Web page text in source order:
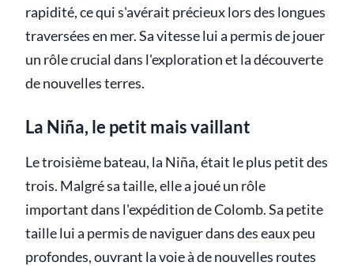
rapidité, ce qui s'avérait précieux lors des longues
traversées en mer. Sa vitesse lui a permis de jouer
un rôle crucial dans l'exploration et la découverte
de nouvelles terres.
La Niña, le petit mais vaillant
Le troisième bateau, la Niña, était le plus petit des
trois. Malgré sa taille, elle a joué un rôle
important dans l'expédition de Colomb. Sa petite
taille lui a permis de naviguer dans des eaux peu
profondes, ouvrant la voie à de nouvelles routes